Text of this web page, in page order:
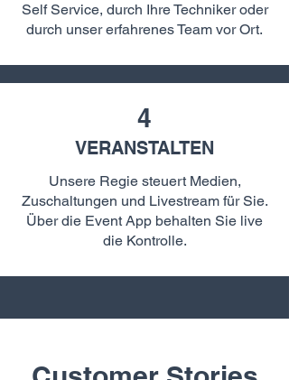
Self Service, durch Ihre Techniker oder
durch unser erfahrenes Team vor Ort.
4
VERANSTALTEN
Unsere Regie steuert Medien,
Zuschaltungen und Livestream für Sie.
Über die Event App behalten Sie live
die Kontrolle.